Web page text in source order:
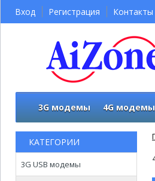
Вход Регистрация Контакты
3G модемы 4G модемы
КАТЕГОРИИ
3G USB модемы